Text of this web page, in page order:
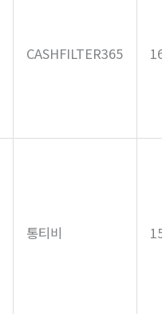
CASHFILTER365
통티비